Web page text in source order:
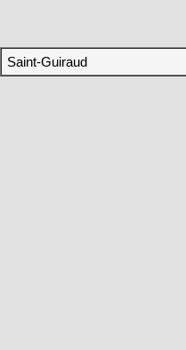
Saint-Guiraud